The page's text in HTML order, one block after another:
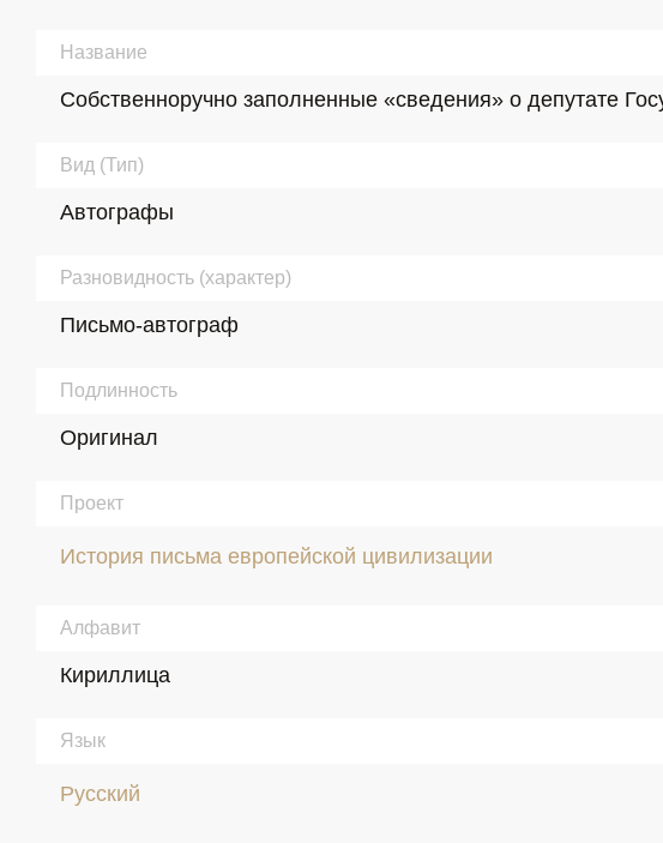
Название
Собственноручно заполненные «сведения» о депутате
Вид (Тип)
Автографы
Разновидность (характер)
Письмо-автограф
Подлинность
Оригинал
Проект
История письма европейской цивилизации
Алфавит
Кириллица
Язык
Русский